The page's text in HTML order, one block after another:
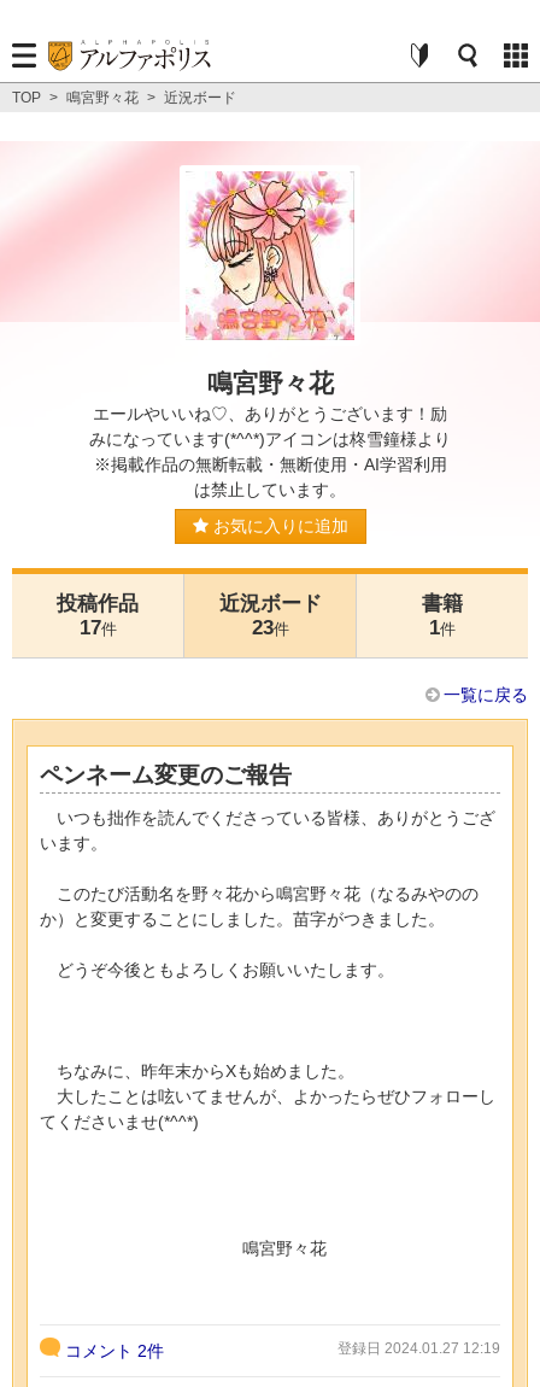
TOP > 鳴宮野々花 > 近況ボード
鳴宮野々花
エールやいいね♡、ありがとうございます！励
みになっています(*^^*)アイコンは柊雪鐘様より
※掲載作品の無断転載・無断使用・AI学習利用
は禁止しています。
お気に入りに追加
投稿作品
17件
近況ボード
23件
書籍
1件
一覧に戻る
ペンネーム変更のご報告
いつも拙作を読んでくださっている皆様、ありがとうござ
います。
このたび活動名を野々花から鳴宮野々花（なるみやのの
か）と変更することにしました。苗字がつきました。
どうぞ今後ともよろしくお願いいたします。
ちなみに、昨年末からXも始めました。
大したことは呟いてませんが、よかったらぜひフォローし
てくださいませ(*^^*)
鳴宮野々花
コメント 2件 登録日 2024.01.27 12:19